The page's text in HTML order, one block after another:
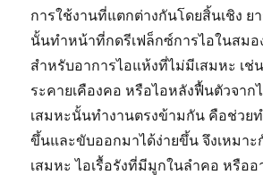
การใช้งานที่แตกต่างกันโดยสิ้นเชิง ย
นั้นทำหน้าที่กดรีเฟล็กซ์การไอในสมอ
สำหรับอาการไอแห้งที่ไม่มีเสมหะ เช่
ระคายเคืองคอ หรือไอหลังฟื้นตัวจาก
เสมหะนั้นทำงานตรงข้ามกัน คือช่วยท
ขึ้นและขับออกมาได้ง่ายขึ้น จึงเหมาะ
เสมหะ ไอเรื้อรังที่มีมูกในลำคอ หรืออ